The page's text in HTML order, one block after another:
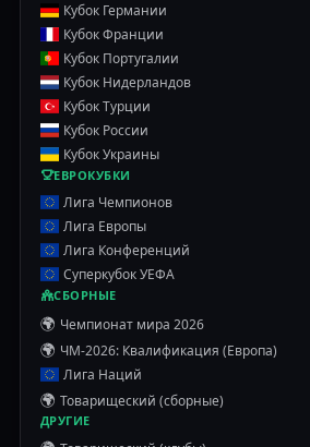
Кубок Германии
Кубок Франции
Кубок Португалии
Кубок Нидерландов
Кубок Турции
Кубок России
Кубок Украины
ЕВРОКУБКИ
Лига Чемпионов
Лига Европы
Лига Конференций
Суперкубок УЕФА
СБОРНЫЕ
🌍 Чемпионат мира 2026
🌍 ЧМ-2026: Квалификация (Европа)
Лига Наций
🌍 Товарищеский (сборные)
ДРУГИЕ